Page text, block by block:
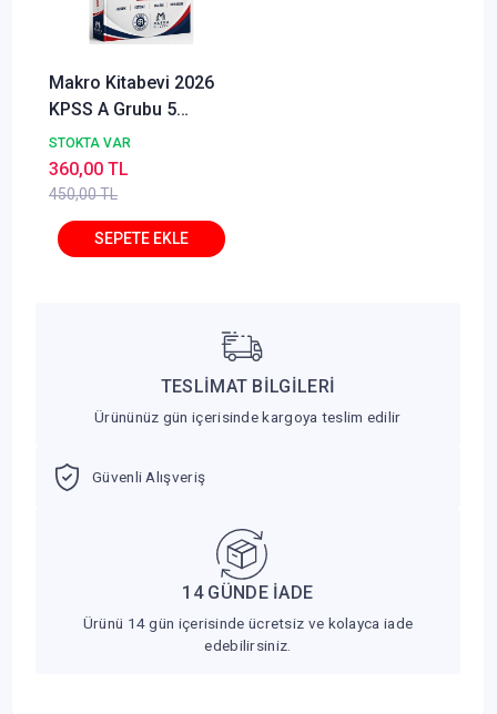
Makro Kitabevi 2026
KPSS A Grubu 5
Deneme - Ali Cömert
Makro Kitabevi
STOKTA VAR
450,00 TL
360,00 TL
TESLİMAT BİLGİLERİ
Ürününüz gün içerisinde kargoya teslim edilir
Güvenli Alışveriş
14 GÜNDE İADE
Ürünü 14 gün içerisinde ücretsiz ve kolayca iade
edebilirsiniz.